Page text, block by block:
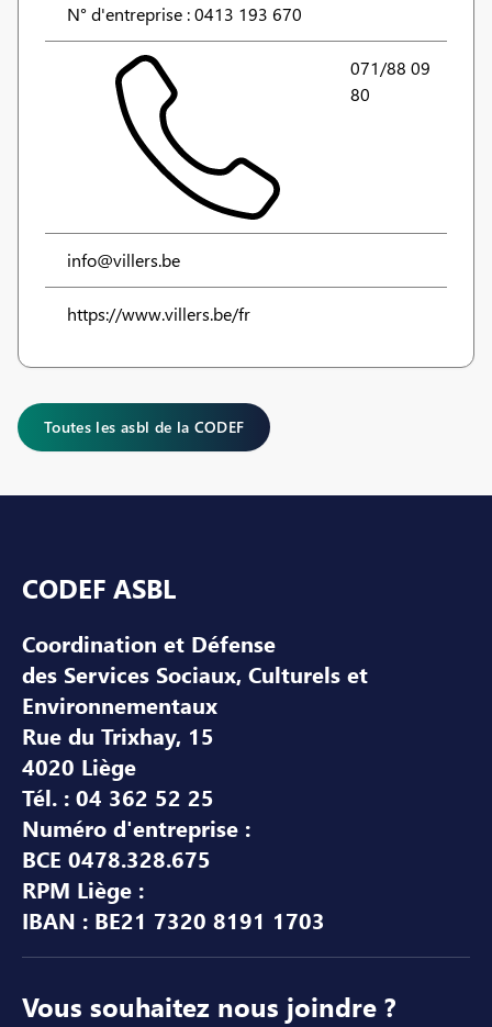
N° d'entreprise : 0413 193 670
071/88 09
80
info@villers.be
https://www.villers.be/fr
Toutes les asbl de la CODEF
CODEF ASBL
Coordination et Défense
des Services Sociaux, Culturels et
Environnementaux
Rue du Trixhay, 15
4020 Liège
Tél. : 04 362 52 25
Numéro d'entreprise :
BCE 0478.328.675
RPM Liège :
IBAN : BE21 7320 8191 1703
Vous souhaitez nous joindre ?